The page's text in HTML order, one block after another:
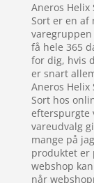
Aneros Helix
Sort er en af
få hele 365
for dig, hvis
er snart
Aneros Helix
Sort hos
efterspurgte
vareudvalg
mange på
produktet er
webshop
når